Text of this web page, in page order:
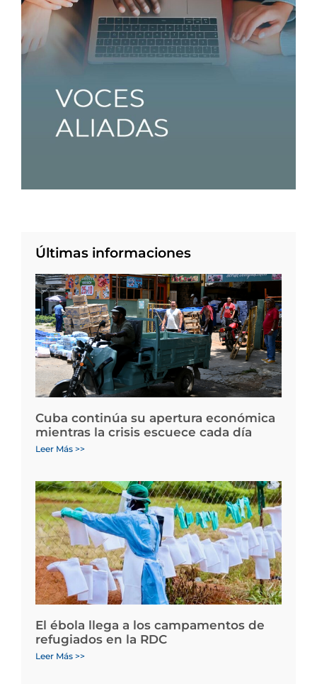
Últimas informaciones
Cuba continúa su apertura económica
mientras la crisis escuece cada día
Leer Más >>
El ébola llega a los campamentos de
refugiados en la RDC
Leer Más >>